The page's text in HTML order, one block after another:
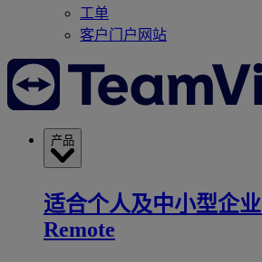
工单
客户门户网站
产品
适合个人及中小型企业
Remote